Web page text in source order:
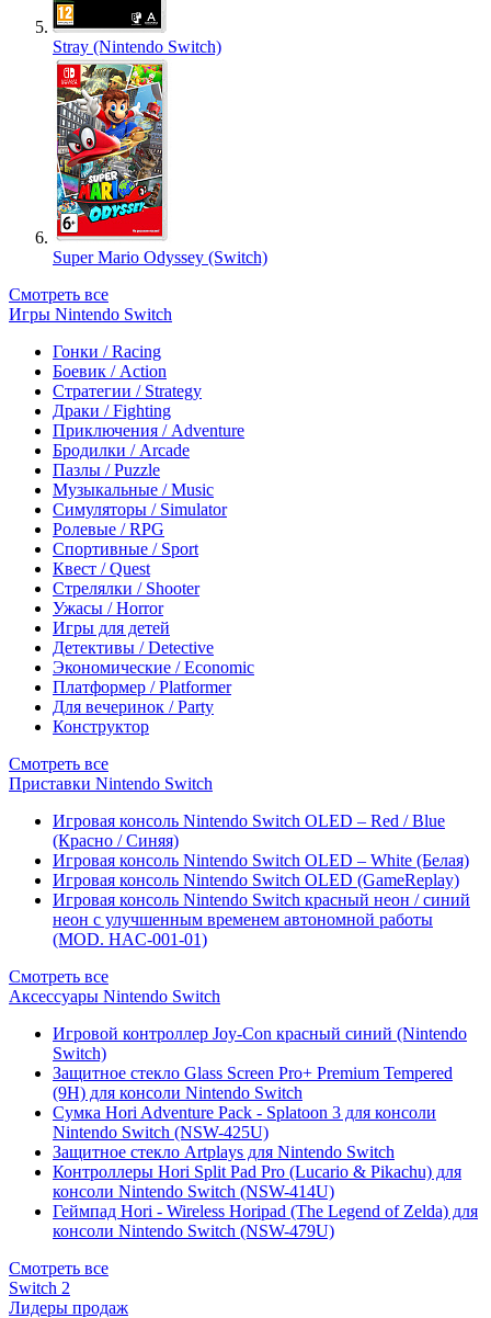
Stray (Nintendo Switch)
Super Mario Odyssey (Switch)
Смотреть все
Игры Nintendo Switch
Гонки / Racing
Боевик / Action
Стратегии / Strategy
Драки / Fighting
Приключения / Adventure
Бродилки / Arcade
Пазлы / Puzzle
Музыкальные / Music
Симуляторы / Simulator
Ролевые / RPG
Спортивные / Sport
Квест / Quest
Стрелялки / Shooter
Ужасы / Horror
Игры для детей
Детективы / Detective
Экономические / Economic
Платформер / Platformer
Для вечеринок / Party
Конструктор
Смотреть все
Приставки Nintendo Switch
Игровая консоль Nintendo Switch OLED – Red / Blue
(Красно / Синяя)
Игровая консоль Nintendo Switch OLED – White (Белая)
Игровая консоль Nintendo Switch OLED (GameReplay)
Игровая консоль Nintendo Switch красный неон / синий
неон с улучшенным временем автономной работы
(MOD. HAC-001-01)
Смотреть все
Аксессуары Nintendo Switch
Игровой контроллер Joy-Con красный синий (Nintendo
Switch)
Защитное стекло Glass Screen Pro+ Premium Tempered
(9H) для консоли Nintendo Switch
Сумка Hori Adventure Pack - Splatoon 3 для консоли
Nintendo Switch (NSW-425U)
Защитное стекло Artplays для Nintendo Switch
Контроллеры Hori Split Pad Pro (Lucario & Pikachu) для
консоли Nintendo Switch (NSW-414U)
Геймпад Hori - Wireless Horipad (The Legend of Zelda) для
консоли Nintendo Switch (NSW-479U)
Смотреть все
Switch 2
Лидеры продаж